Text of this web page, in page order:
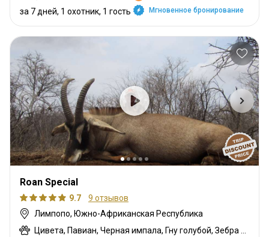
за 7 дней, 1 охотник, 1 гость
Мгновенное бронирование
Roan Special
9.7
9 отзывов
Лимпопо, Южно-Африканская Республика